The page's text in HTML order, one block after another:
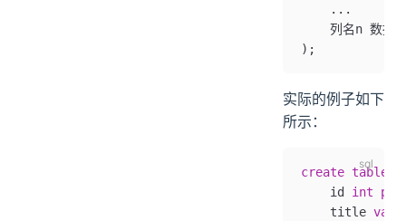
    ...
列名n 数据
);
实际的例子如下
所示：
create table
    id
int
    title